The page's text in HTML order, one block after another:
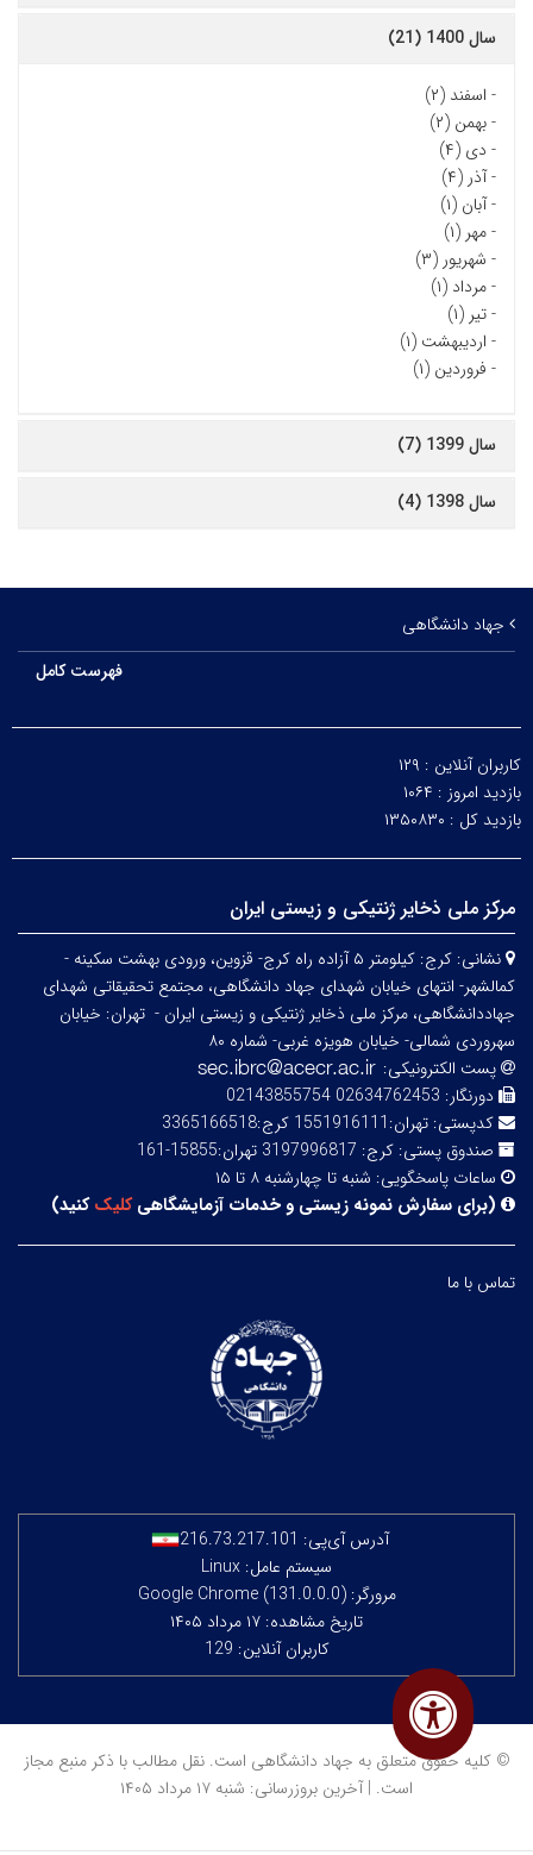
سال 1400 (21)
- اسفند (۲)
-بهمن (۲)
- دی (۴)
-آذر (۴)
-آبان (۱)
-مهر (۱)
- شهریور (۳)
-مرداد (۱)
-تیر (۱)
- اردیبهشت (۱)
- فروردین (۱)
سال 1399 (7)
سال 1398 (4)
جهاد دانشگاهی
فهرست کامل
کاربران آنلاین : ۱۲۹
بازدید امروز : ۱۰۶۴
بازدید کل : ۱۳۵۰۸۳۰
مرکز ملی ذخایر ژنتیکی و زیستی ایران
نشانی:
کرج: کیلومتر ۵ آزاده راه کرج- قزوین، ورودی بهشت سکینه -
کمالشهر- انتهای خیابان شهدای جهاد دانشگاهی، مجتمع تحقیقاتی شهدای
جهاددانشگاهی، مرکز ملی ذخایر ژنتیکی و زیستی ایران - تهران: خیابان
سهروردی شمالی- خیابان هویزه غربی- شماره ۸۰
پست الکترونیکی:
دورنگار: 02634762453 02143855754
کدپستی: تهران:1551916111 کرج:3365166518
صندوق پستی: کرج: 3197996817 تهران:15855-161
ساعات پاسخگویی: شنبه تا چهارشنبه ۸ تا ۱۵
(برای سفارش نمونه زیستی و خدمات آزمایشگاهیکلیککنید)
تماس با ما
آدرس آی‌پی: 216.73.217.101
سیستم عامل: Linux
مرورگر: Google Chrome (131.0.0.0)
تاریخ مشاهده: ۱۷ مرداد ۱۴۰۵
کاربران آنلاین: 129
© کلیه حقوق متعلق به جهاد دانشگاهی است. نقل مطالب با ذکر منبع مجاز
است. | آخرین بروزرسانی: شنبه ۱۷ مرداد ۱۴۰۵